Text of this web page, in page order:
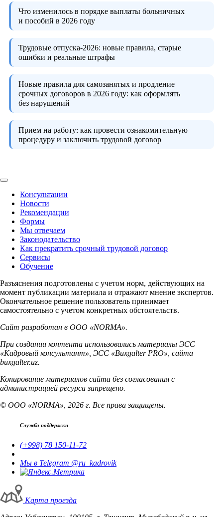
Что изменилось в порядке выплаты больничных
и пособий в 2026 году
Трудовые отпуска-2026: новые правила, старые
ошибки и реальные штрафы
Новые правила для самозанятых и продление
срочных договоров в 2026 году: как оформлять
без нарушений
Прием на работу: как провести ознакомительную
процедуру и заключить трудовой договор
Консультации
Новости
Рекомендации
Формы
Мы отвечаем
Законодательство
Как прекратить срочный трудовой договор
Сервисы
Обучение
Разъяснения подготовлены с учетом норм, действующих на
момент публикации материала и отражают мнение экспертов.
Окончательное решение пользователь принимает
самостоятельно с учетом конкретных обстоятельств.
Сайт разработан в ООО «NORMA».
При создании контента использовались материалы ЭСС
«Кадровый консультант», ЭСС «Buxgalter PRO», сайта
buxgalter.uz.
Копирование материалов сайта без согласования с
администрацией ресурса запрещено.
© ООО «NORMA», 2026 г. Все права защищены.
Служба поддержки
(+998) 78 150-11-72
Мы в Telegram @ru_kadrovik
Карта проезда